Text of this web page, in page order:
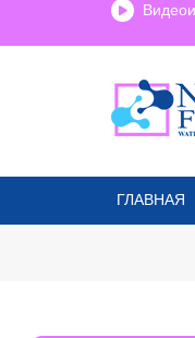
ГЛАВНАЯ